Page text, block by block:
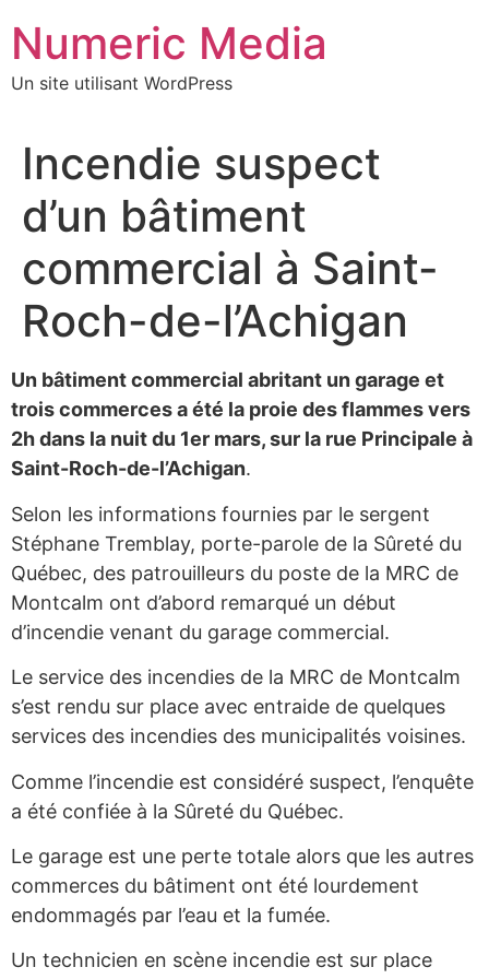
contenu
Numeric Media
Un site utilisant WordPress
Incendie suspect
d’un bâtiment
commercial à Saint-
Roch-de-l’Achigan
Un bâtiment commercial abritant un garage et
trois commerces a été la proie des flammes vers
2h dans la nuit du 1er mars, sur la rue Principale à
Saint-Roch-de-l’Achigan.
Selon les informations fournies par le sergent
Stéphane Tremblay, porte-parole de la Sûreté du
Québec, des patrouilleurs du poste de la MRC de
Montcalm ont d’abord remarqué un début
d’incendie venant du garage commercial.
Le service des incendies de la MRC de Montcalm
s’est rendu sur place avec entraide de quelques
services des incendies des municipalités voisines.
Comme l’incendie est considéré suspect, l’enquête
a été confiée à la Sûreté du Québec.
Le garage est une perte totale alors que les autres
commerces du bâtiment ont été lourdement
endommagés par l’eau et la fumée.
Un technicien en scène incendie est sur place